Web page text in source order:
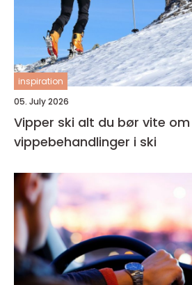
inspiration
05. July 2026
Vipper ski alt du bør vite om
vippebehandlinger i ski